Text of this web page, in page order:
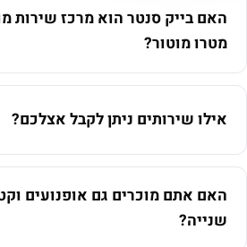
האם בייק סנטר הוא מרכז שירות
מטרו מוטור?
אילו שירותים ניתן לקבל אצלכם?
האם אתם מוכרים גם אופנועים
שנייה?